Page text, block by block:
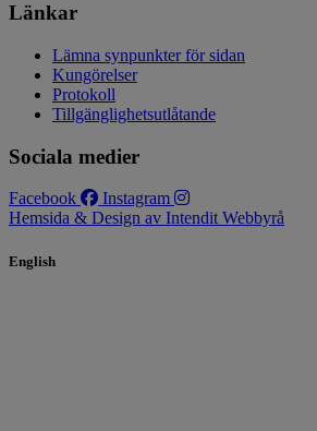
Länkar
Lämna synpunkter för sidan
Kungörelser
Protokoll
Tillgänglighetsutlåtande
Sociala medier
Facebook
Instagram
Hemsida & Design av Intendit Webbyrå
English